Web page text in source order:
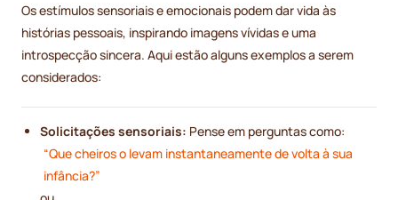
Os estímulos sensoriais e emocionais podem dar vida às
histórias pessoais, inspirando imagens vívidas e uma
introspecção sincera. Aqui estão alguns exemplos a serem
considerados:
Solicitações sensoriais: Pense em perguntas como:
“Que cheiros o levam instantaneamente de volta à sua
infância?”